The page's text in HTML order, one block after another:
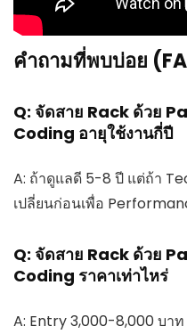
คำถามที่พบบ่อย
Q: จัดสาย Rack ด้วย
Coding อายุใช้งานกี่ปี
A: ถ้าดูแลดี 5-8 ปี แต่ถ้า
เปลี่ยนก่อนเพื่อ
Q: จัดสาย Rack ด้วย
Coding ราคาเท่าไหร่
A: Entry 3,000-8,000 บา